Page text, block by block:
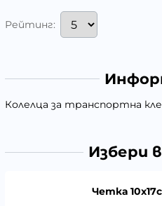
Рейтинг:
Колелца за транспортна
Избери
Четка